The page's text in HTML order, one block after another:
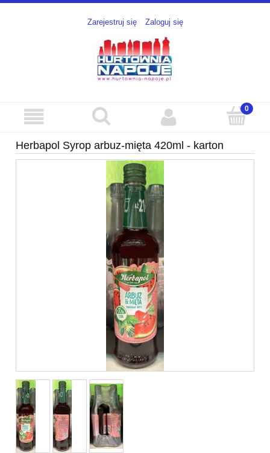
Zarejestruj się Zaloguj się
Herbapol Syrop arbuz-mięta 420ml - karton